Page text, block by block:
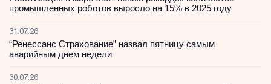
промышленных роботов выросло на 15% в 2025 году
31.07.26
“Ренессанс Страхование” назвал пятницу самым
аварийным днем недели
30.07.26